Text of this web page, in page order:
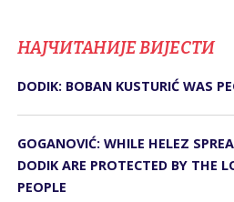
НАЈЧИТАНИЈЕ ВИЈЕСТИ
DODIK: BOBAN KUSTURIĆ WAS
GOGANOVIĆ: WHILE HELEZ
DODIK ARE PROTECTED BY THE
PEOPLE